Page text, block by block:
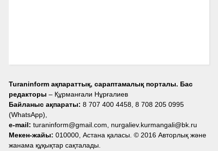
Turaninform ақпараттық, сараптамалық порталы. Бас
редакторы – Құрманғали Нұрғалиев
Байланыс ақпараты: 8 707 400 4458, 8 708 205 0995
(WhatsApp),
e-mail: turaninform@gmail.com, nurgaliev.kurmangali@bk.ru
Мекен-жайы: 010000, Астана қаласы. © 2016 Авторлық және
жанама құқықтар сақталады.